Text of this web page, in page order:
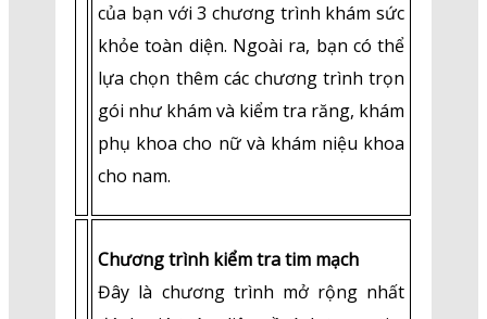
của bạn với 3 chương trình khám sức
khỏe toàn diện. Ngoài ra, bạn có thể
lựa chọn thêm các chương trình trọn
gói như khám và kiểm tra răng, khám
phụ khoa cho nữ và khám niệu khoa
cho nam.
Chương trình kiểm tra tim mạch
Đây là chương trình mở rộng nhất